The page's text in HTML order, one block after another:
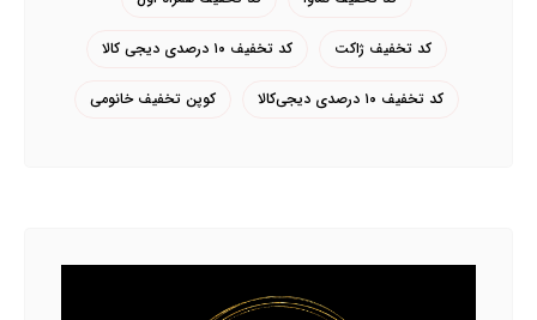
کد تخفیف ژاکت کد تخفیف ۱۰ درصدی دیجی کالا
کد تخفیف ۱۰ درصدی دیجی‌کالا کوپن تخفیف خانومی